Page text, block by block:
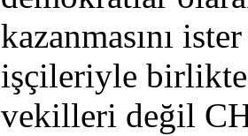
kazanmasını
işçileriyle
vekilleri değil